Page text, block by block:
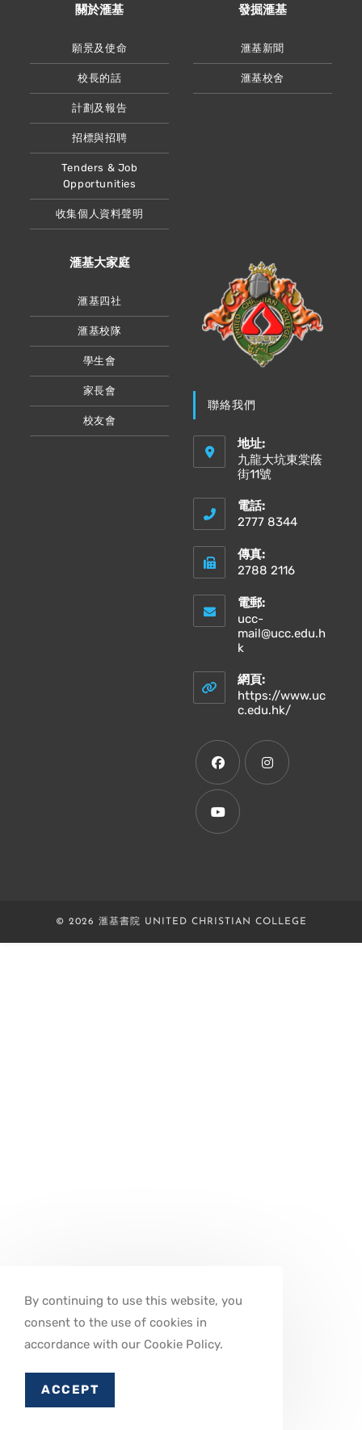
關於滙基
願景及使命
校長的話
計劃及報告
招標與招聘
Tenders & Job
Opportunities
收集個人資料聲明
發掘滙基
滙基新聞
滙基校舍
滙基大家庭
滙基四社
滙基校隊
學生會
家長會
校友會
聯絡我們
地址:
九龍大坑東棠蔭
街11號
電話:
2777 8344
傳真:
2788 2116
電郵:
ucc-
mail@ucc.edu.h
k
your
application
網頁:
https://www.uc
c.edu.hk/Opens
Opens
in
tab
© 2026 滙基書院 UNITED CHRISTIAN COLLEGE
By continuing to use this website, you
consent to the use of cookies in
accordance with our Cookie Policy.
ACCEPT